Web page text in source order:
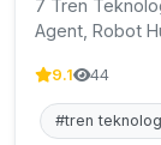
7 Tren
Agent, Robot
9.1 44
#tren